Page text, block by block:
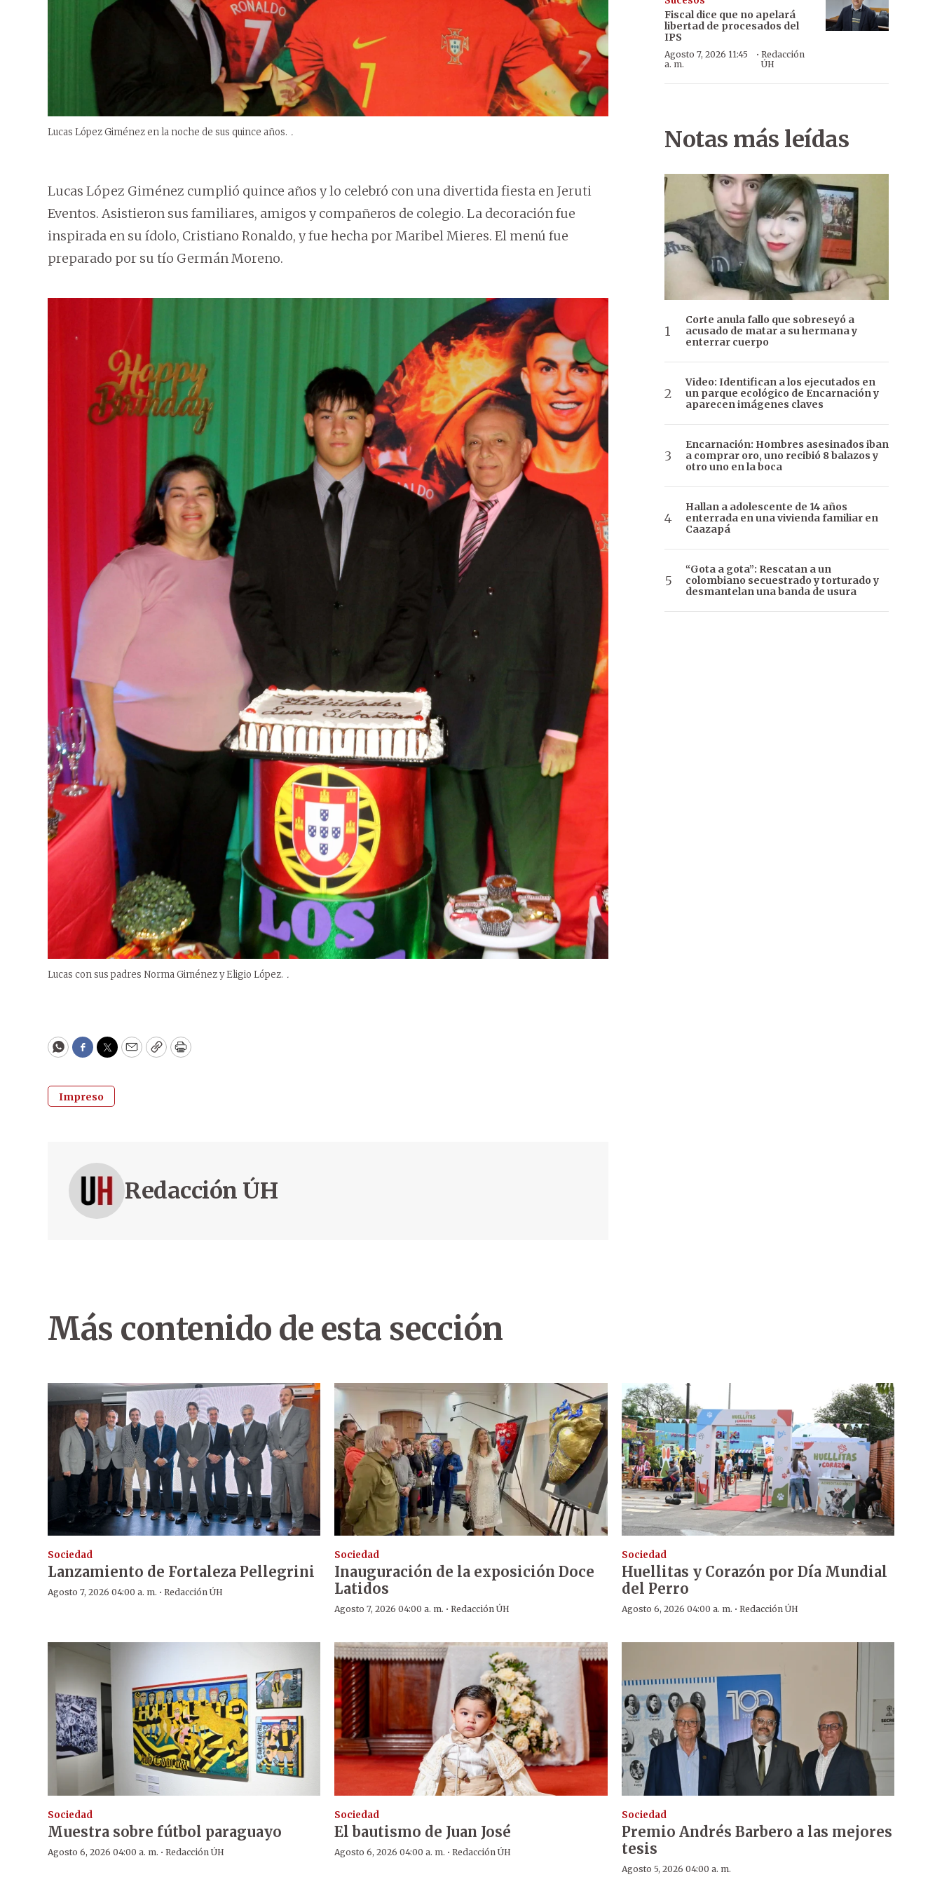
Lucas López Giménez en la noche de sus quince años. .
Lucas López Giménez cumplió quince años y lo celebró con una divertida fiesta en Jeruti
Eventos. Asistieron sus familiares, amigos y compañeros de colegio. La decoración fue
inspirada en su ídolo, Cristiano Ronaldo, y fue hecha por Maribel Mieres. El menú fue
preparado por su tío Germán Moreno.
Lucas con sus padres Norma Giménez y Eligio López. .
WhatsApp
Facebook
Twitter
EmailCopyPrint
Impreso
Redacción ÚH
Fiscal dice que no apelará
libertad de procesados del
IPS
Agosto 7, 2026 11:45
a. m.
·Redacción
ÚH
Notas más leídas
Corte anula fallo que sobreseyó a
acusado de matar a su hermana y
enterrar cuerpo
Video: Identifican a los ejecutados en
un parque ecológico de Encarnación y
aparecen imágenes claves
Encarnación: Hombres asesinados iban
a comprar oro, uno recibió 8 balazos y
otro uno en la boca
Hallan a adolescente de 14 años
enterrada en una vivienda familiar en
Caazapá
“Gota a gota”: Rescatan a un
colombiano secuestrado y torturado y
desmantelan una banda de usura
Más contenido de esta sección
Sociedad
Lanzamiento de Fortaleza Pellegrini
Agosto 7, 2026 04:00 a. m. · Redacción ÚH
Sociedad
Inauguración de la exposición Doce
Latidos
Agosto 7, 2026 04:00 a. m. ·Redacción ÚH
Sociedad
Huellitas y Corazón por Día Mundial
del Perro
Agosto 6, 2026 04:00 a. m. · Redacción ÚH
Sociedad
Muestra sobre fútbol paraguayo
Agosto 6, 2026 04:00 a. m. · Redacción ÚH
Sociedad
El bautismo de Juan José
Agosto 6, 2026 04:00 a. m. ·Redacción ÚH
Sociedad
Premio Andrés Barbero a las mejores
tesis
Agosto 5, 2026 04:00 a. m.